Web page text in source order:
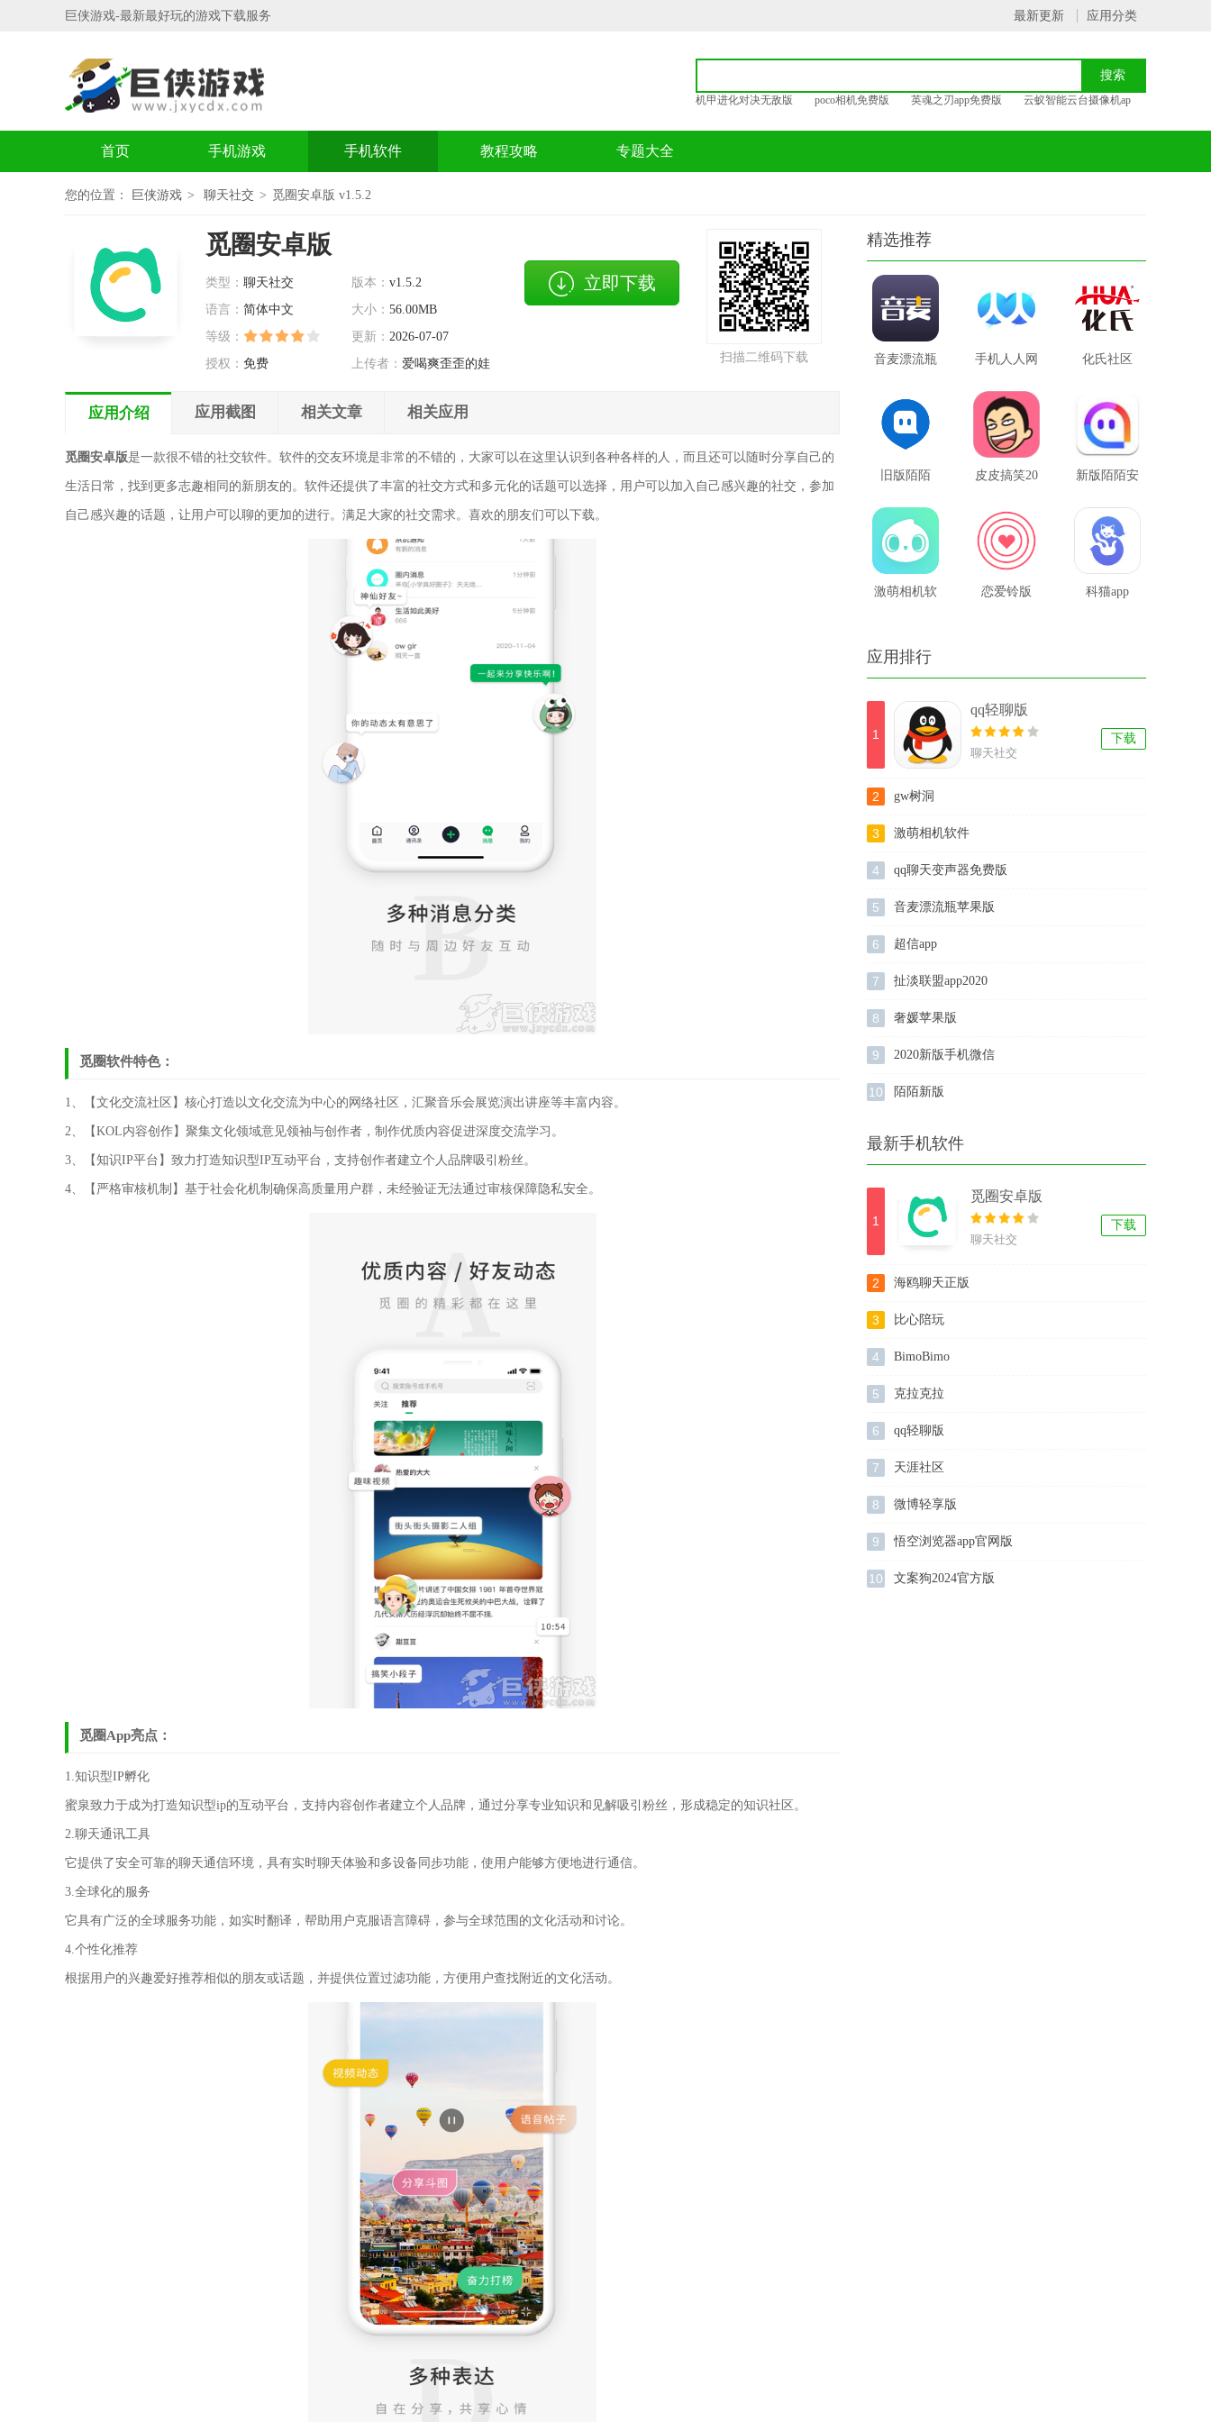
巨侠游戏-最新最好玩的游戏下载服务 最新更新 应用分类
机甲进化对决无敌版 poco相机免费版 英魂之刃app免费版
云蚁智能云台摄像机ap
首页 手机游戏 手机软件 教程攻略 专题大全
您的位置： 巨侠游戏 聊天社交 觅圈安卓版 v1.5.2
觅圈安卓版
类型： 聊天社交 版本： v1.5.2
语言： 简体中文 大小： 56.00MB
等级：
更新： 2026-07-07
授权： 免费 上传者： 爱喝爽歪歪的娃 扫描二维码下载
立即下载
应用介绍 应用截图 相关文章 相关应用
觅圈安卓版是一款很不错的社交软件。软件的交友环境是非常的不错的，大家可以在这里认识到各种各样的人，而且还可以随时分享自己的
生活日常，找到更多志趣相同的新朋友的。软件还提供了丰富的社交方式和多元化的话题可以选择，用户可以加入自己感兴趣的社交，参加
自己感兴趣的话题，让用户可以聊的更加的进行。满足大家的社交需求。喜欢的朋友们可以下载。
觅圈软件特色：
1、【文化交流社区】核心打造以文化交流为中心的网络社区，汇聚音乐会展览演出讲座等丰富内容。
2、【KOL内容创作】聚集文化领域意见领袖与创作者，制作优质内容促进深度交流学习。
3、【知识IP平台】致力打造知识型IP互动平台，支持创作者建立个人品牌吸引粉丝。
4、【严格审核机制】基于社会化机制确保高质量用户群，未经验证无法通过审核保障隐私安全。
觅圈App亮点：
1.知识型IP孵化
蜜泉致力于成为打造知识型ip的互动平台，支持内容创作者建立个人品牌，通过分享专业知识和见解吸引粉丝，形成稳定的知识社区。
2.聊天通讯工具
它提供了安全可靠的聊天通信环境，具有实时聊天体验和多设备同步功能，使用户能够方便地进行通信。
3.全球化的服务
它具有广泛的全球服务功能，如实时翻译，帮助用户克服语言障碍，参与全球范围的文化活动和讨论。
4.个性化推荐
根据用户的兴趣爱好推荐相似的朋友或话题，并提供位置过滤功能，方便用户查找附近的文化活动。
精选推荐
音麦漂流瓶 手机人人网
手机版
化氏社区
旧版陌陌 皮皮搞笑20
18版本
新版陌陌安
装到手机版
激萌相机软 恋爱铃版 科猫app
应用排行
1
qq轻聊版
聊天社交
下载
2 gw树洞
3 激萌相机软件
4 qq聊天变声器免费版
5 音麦漂流瓶苹果版
6 超信app
7 扯淡联盟app2020
8 奢媛苹果版
9 2020新版手机微信
10 陌陌新版
最新手机软件
1
觅圈安卓版
聊天社交
下载
2 海鸥聊天正版
3 比心陪玩
4 BimoBimo
5 克拉克拉
6 qq轻聊版
7 天涯社区
8 微博轻享版
9 悟空浏览器app官网版
10 文案狗2024官方版